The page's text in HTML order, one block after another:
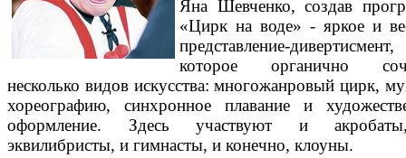
Яна Шевченко, создав
«Цирк на воде» - яркое и
представление-дивертисмент,
которое органично
несколько видов искусства: многожанровый цирк,
хореографию, синхронное плавание и
оформление. Здесь участвуют и
эквилибристы, и гимнасты, и конечно, клоуны.